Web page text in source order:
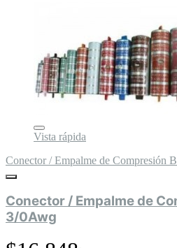
Vista rápida
Conector / Empalme de Compresión
Conector / Empalme de
3/0Awg